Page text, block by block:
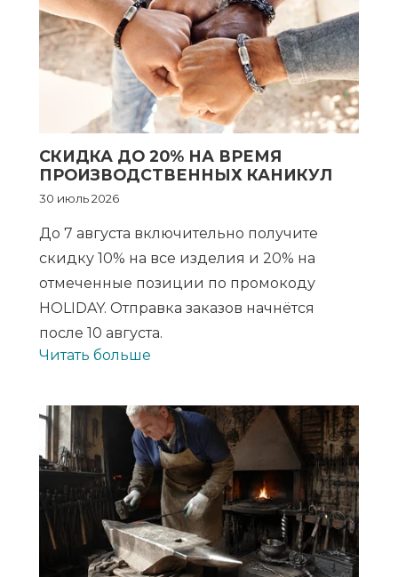
СКИДКА ДО 20% НА ВРЕМЯ
ПРОИЗВОДСТВЕННЫХ КАНИКУЛ
30 июль 2026
До 7 августа включительно получите
скидку 10% на все изделия и 20% на
отмеченные позиции по промокоду
HOLIDAY. Отправка заказов начнётся
после 10 августа.
Читать больше